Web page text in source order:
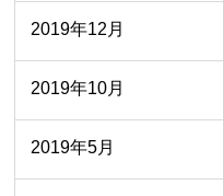
2019年12月
2019年10月
2019年5月